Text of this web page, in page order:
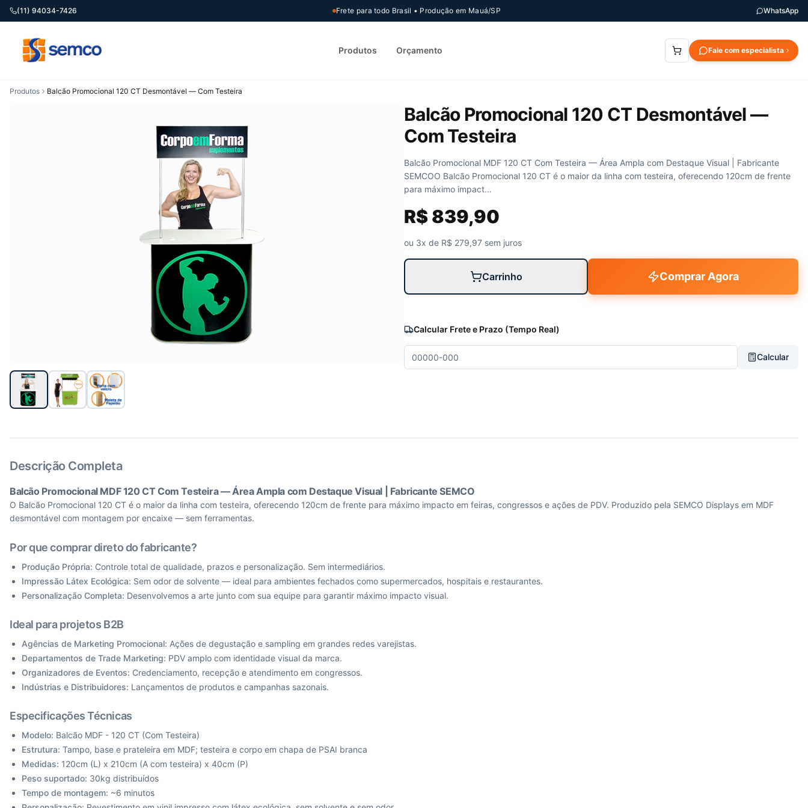
(11) 94034-7426 Frete para todo Brasil • Produção em Mauá/SP WhatsApp
Produtos Orçamento Fale com especialista
Produtos Balcão Promocional 120 CT Desmontável — Com Testeira
Balcão Promocional 120 CT Desmontável —
Com Testeira
Balcão Promocional MDF 120 CT Com Testeira — Área Ampla com Destaque Visual | Fabricante
SEMCOO Balcão Promocional 120 CT é o maior da linha com testeira, oferecendo 120cm de frente
para máximo impact…
R$ 839,90
ou 3x de R$ 279,97 sem juros
Carrinho Comprar Agora
Calcular Frete e Prazo (Tempo Real)
Calcular
Descrição Completa
Balcão Promocional MDF 120 CT Com Testeira — Área Ampla com Destaque Visual | Fabricante SEMCO
O Balcão Promocional 120 CT é o maior da linha com testeira, oferecendo 120cm de frente para máximo impacto em feiras, congressos e ações de PDV. Produzido pela SEMCO Displays em MDF
desmontável com montagem por encaixe — sem ferramentas.
Por que comprar direto do fabricante?
Produção Própria: Controle total de qualidade, prazos e personalização. Sem intermediários.
Impressão Látex Ecológica: Sem odor de solvente — ideal para ambientes fechados como supermercados, hospitais e restaurantes.
Personalização Completa: Desenvolvemos a arte junto com sua equipe para garantir máximo impacto visual.
Ideal para projetos B2B
Agências de Marketing Promocional: Ações de degustação e sampling em grandes redes varejistas.
Departamentos de Trade Marketing: PDV amplo com identidade visual da marca.
Organizadores de Eventos: Credenciamento, recepção e atendimento em congressos.
Indústrias e Distribuidores: Lançamentos de produtos e campanhas sazonais.
Especificações Técnicas
Modelo: Balcão MDF - 120 CT (Com Testeira)
Estrutura: Tampo, base e prateleira em MDF; testeira e corpo em chapa de PSAI branca
Medidas: 120cm (L) x 210cm (A com testeira) x 40cm (P)
Peso suportado: 30kg distribuídos
Tempo de montagem: ~6 minutos